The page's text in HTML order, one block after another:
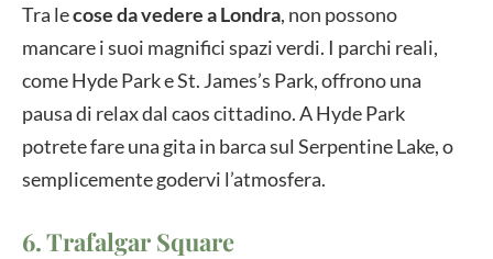
Tra lecose da vedere a Londra, non possono
mancare i suoi magnifici spazi verdi. I parchi reali,
come Hyde Park e St. James’s Park, offrono una
pausa di relax dal caos cittadino. A Hyde Park
potrete fare una gita in barca sul Serpentine Lake, o
semplicemente godervi l’atmosfera.
6. Trafalgar Square